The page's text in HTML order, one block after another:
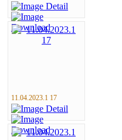
11.04.2023.1 17